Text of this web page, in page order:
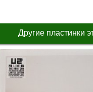
Другие пластинки